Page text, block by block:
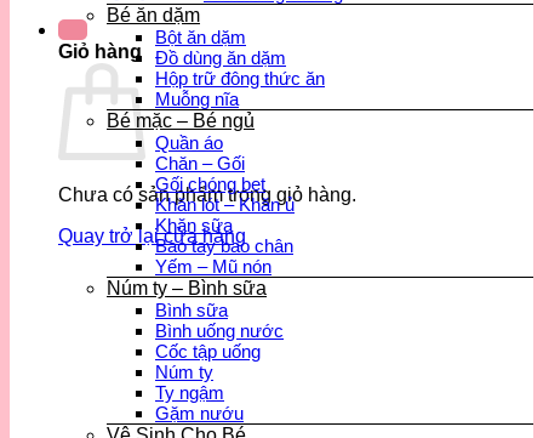
Giỏ hàng
Chưa có sản phẩm trong giỏ hàng.
Quay trở lại cửa hàng
Bé ăn dặm
Bột ăn dặm
Đồ dùng ăn dặm
Hộp trữ đông thức ăn
Muỗng nĩa
Bé mặc – Bé ngủ
Quần áo
Chăn – Gối
Gối chóng bẹt
Khăn lót – Khăn ủ
Khăn sữa
Bao tay bao chân
Yếm – Mũ nón
Núm ty – Bình sữa
Bình sữa
Bình uống nước
Cốc tập uống
Núm ty
Ty ngậm
Gặm nướu